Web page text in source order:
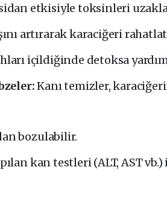
etkisiyle toksinleri
artırarak karaciğeri
içildiğinde detoksa
Kanı temizler,
bozulabilir.
kan testleri (ALT, AST